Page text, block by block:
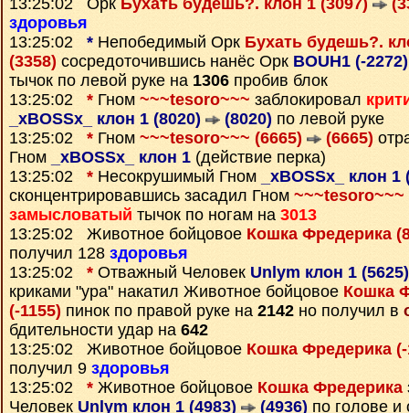
13:25:02 Орк Бухать будешь?. клон 1 (3097)
здоровья
13:25:02 * Непобедимый Орк Бухать будешь?.
(3358) сосредоточившись нанёс Орк BOUH1 (-
тычок по левой руке на 1306 пробив блок
13:25:02 * Гном ~~~tesoro~~~ заблокировал
_xBOSSx_ клон 1 (8020)
(8020) по левой руке
13:25:02 * Гном ~~~tesoro~~~ (6665) (6665)
Гном
_xBOSSx_ клон 1 (действие перка)
13:25:02 * Несокрушимый Гном
_xBOSSx_ клон
сконцентрировавшись засадил Гном
замысловатый тычок по ногам на 3013
13:25:02 Животное бойцовое Кошка Фредерика
получил 128 здоровья
13:25:02 * Отважный Человек Unlym клон 1
криками "ура" накатил Животное бойцовое Кошка
(-1155) пинок по правой руке на 2142 но получил в
бдительности удар на 642
13:25:02 Животное бойцовое Кошка Фредерика
получил 9 здоровья
13:25:02 * Животное бойцовое Кошка Фредерика
Человек Unlym клон 1 (4983) (4936) по голове и